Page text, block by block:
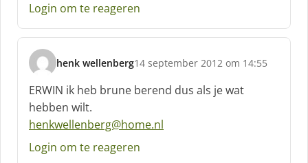
:Login om te reageren
henk wellenberg
s
c
h
r
e
e
14 september 2012 om 14:55
ERWIN ik heb brune berend dus als je wat
hebben wilt.
henkwellenberg@home.nl
Login om te reageren